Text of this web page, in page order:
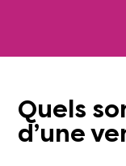
Quels sont les avantages
d’une